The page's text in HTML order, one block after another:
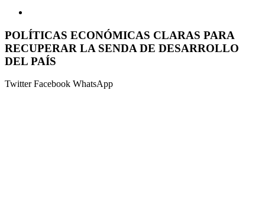
POLÍTICAS ECONÓMICAS CLARAS PARA
RECUPERAR LA SENDA DE DESARROLLO
DEL PAÍS
TwitterFacebook WhatsApp